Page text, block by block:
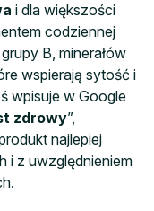
i dla większości
codziennej
B, minerałów
wspierają sytość i
wpisuje w Google
zdrowy”,
najlepiej
i z uwzględnieniem